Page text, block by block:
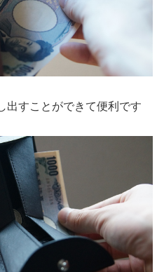
出すことができて便利です